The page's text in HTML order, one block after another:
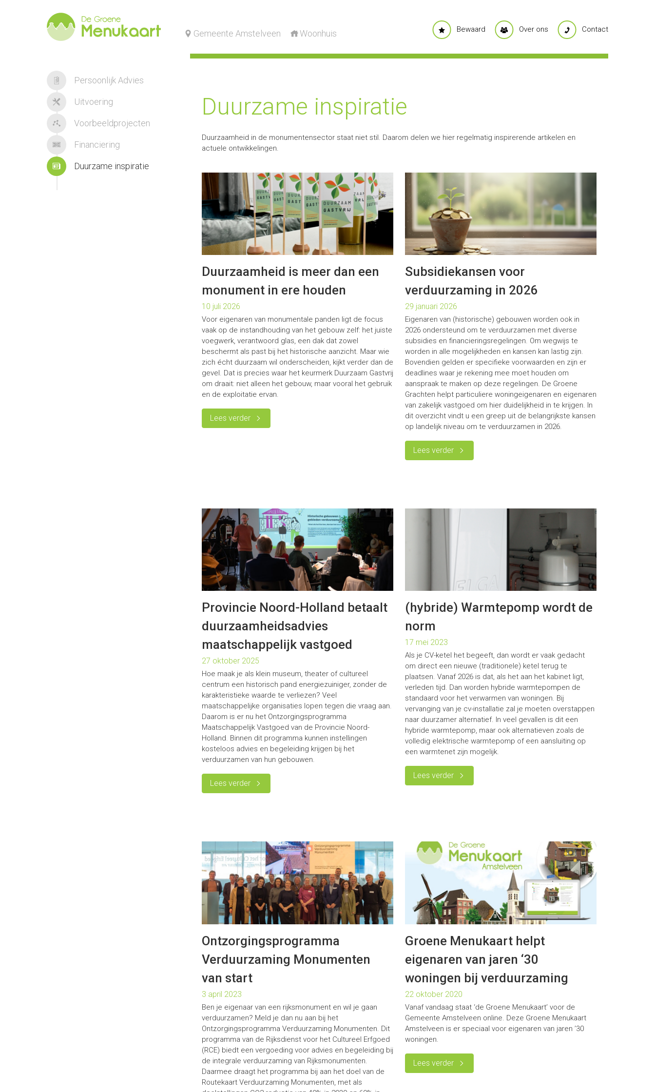
Gemeente Amstelveen Woonhuis Bewaard Over ons Contact
Persoonlijk Advies
Uitvoering
Voorbeeldprojecten
Financiering
Duurzame inspiratie
Duurzame inspiratie
Duurzaamheid in de monumentensector staat niet stil. Daarom delen we hier regelmatig inspirerende artikelen en
actuele ontwikkelingen.
Duurzaamheid is meer dan een
monument in ere houden
10 juli 2026
Voor eigenaren van monumentale panden ligt de focus
vaak op de instandhouding van het gebouw zelf: het juiste
voegwerk, verantwoord glas, een dak dat zowel
beschermt als past bij het historische aanzicht. Maar wie
zich écht duurzaam wil onderscheiden, kijkt verder dan de
gevel. Dat is precies waar het keurmerk Duurzaam Gastvrij
om draait: niet alleen het gebouw, maar vooral het gebruik
en de exploitatie ervan.
Lees verder
Subsidiekansen voor
verduurzaming in 2026
29 januari 2026
Eigenaren van (historische) gebouwen worden ook in
2026 ondersteund om te verduurzamen met diverse
subsidies en financieringsregelingen. Om wegwijs te
worden in alle mogelijkheden en kansen kan lastig zijn.
Bovendien gelden er specifieke voorwaarden en zijn er
deadlines waar je rekening mee moet houden om
aanspraak te maken op deze regelingen. De Groene
Grachten helpt particuliere woningeigenaren en eigenaren
van zakelijk vastgoed om hier duidelijkheid in te krijgen. In
dit overzicht vindt u een greep uit de belangrijkste kansen
op landelijk niveau om te verduurzamen in 2026.
Lees verder
Provincie Noord-Holland betaalt
duurzaamheidsadvies
maatschappelijk vastgoed
27 oktober 2025
Hoe maak je als klein museum, theater of cultureel
centrum een historisch pand energiezuiniger, zonder de
karakteristieke waarde te verliezen? Veel
maatschappelijke organisaties lopen tegen die vraag aan.
Daarom is er nu het Ontzorgingsprogramma
Maatschappelijk Vastgoed van de Provincie Noord-
Holland. Binnen dit programma kunnen instellingen
kosteloos advies en begeleiding krijgen bij het
verduurzamen van hun gebouwen.
Lees verder
(hybride) Warmtepomp wordt de
norm
17 mei 2023
Als je CV-ketel het begeeft, dan wordt er vaak gedacht
om direct een nieuwe (traditionele) ketel terug te
plaatsen. Vanaf 2026 is dat, als het aan het kabinet ligt,
verleden tijd. Dan worden hybride warmtepompen de
standaard voor het verwarmen van woningen. Bij
vervanging van je cv-installatie zal je moeten overstappen
naar duurzamer alternatief. In veel gevallen is dit een
hybride warmtepomp, maar ook alternatieven zoals de
volledig elektrische warmtepomp of een aansluiting op
een warmtenet zijn mogelijk.
Lees verder
Ontzorgingsprogramma
Verduurzaming Monumenten
van start
3 april 2023
Ben je eigenaar van een rijksmonument en wil je gaan
verduurzamen? Meld je dan nu aan bij het
Ontzorgingsprogramma Verduurzaming Monumenten. Dit
programma van de Rijksdienst voor het Cultureel Erfgoed
(RCE) biedt een vergoeding voor advies en begeleiding bij
de integrale verduurzaming van Rijksmonumenten.
Daarmee draagt het programma bij aan het doel van de
Routekaart Verduurzaming Monumenten, met als
Groene Menukaart helpt
eigenaren van jaren ‘30
woningen bij verduurzaming
22 oktober 2020
Vanaf vandaag staat ‘de Groene Menukaart’ voor de
Gemeente Amstelveen online. Deze Groene Menukaart
Amstelveen is er speciaal voor eigenaren van jaren ’30
woningen.
Lees verder